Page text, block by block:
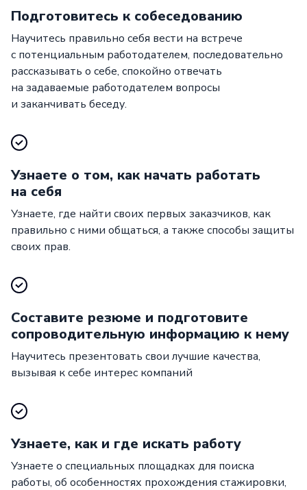
Подготовитесь к собеседованию
Научитесь правильно себя вести на встрече
с потенциальным работодателем, последовательно
рассказывать о себе, спокойно отвечать
на задаваемые работодателем вопросы
и заканчивать беседу.
Узнаете о том, как начать работать
на себя
Узнаете, где найти своих первых заказчиков, как
правильно с ними общаться, а также способы защиты
своих прав.
Составите резюме и подготовите
сопроводительную информацию к нему
Научитесь презентовать свои лучшие качества,
вызывая к себе интерес компаний
Узнаете, как и где искать работу
Узнаете о специальных площадках для поиска
работы, об особенностях прохождения стажировки,